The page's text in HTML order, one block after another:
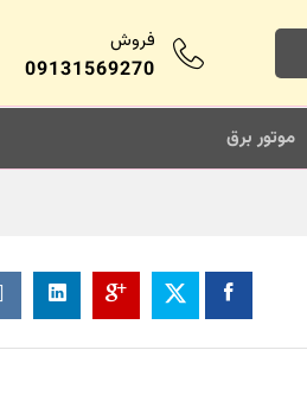
فروش
09131569270
موتور برق